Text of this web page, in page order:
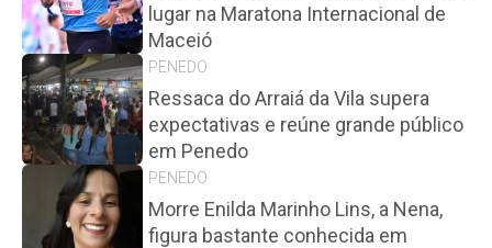
lugar na Maratona Internacional de
Maceió
PENEDO
Ressaca do Arraiá da Vila supera
expectativas e reúne grande público
em Penedo
PENEDO
Morre Enilda Marinho Lins, a Nena,
figura bastante conhecida em